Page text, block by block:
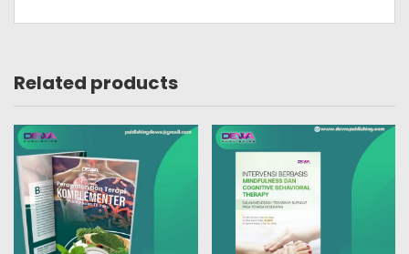
Related products